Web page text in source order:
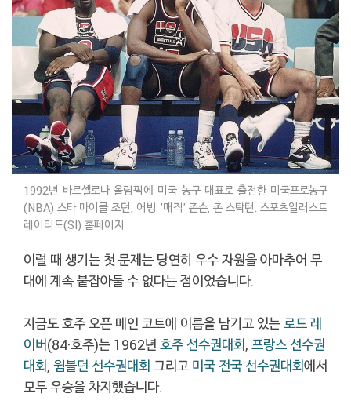
1992년 바르셀로나 올림픽에 미국 농구 대표로 출전한 미국프로농구
(NBA) 스타 마이클 조던, 어빙 '매직' 존슨, 존 스탁턴. 스포츠일러스트
레이티드(SI) 홈페이지
이럴 때 생기는 첫 문제는 당연히 우수 자원을 아마추어 무
대에 계속 붙잡아둘 수 없다는 점이었습니다.
지금도 호주 오픈 메인 코트에 이름을 남기고 있는로드 레
이버(84·호주)는 1962년 호주 선수권대회, 프랑스 선수권
대회, 윔블던 선수권대회 그리고 미국 전국 선수권대회에서
모두 우승을 차지했습니다.